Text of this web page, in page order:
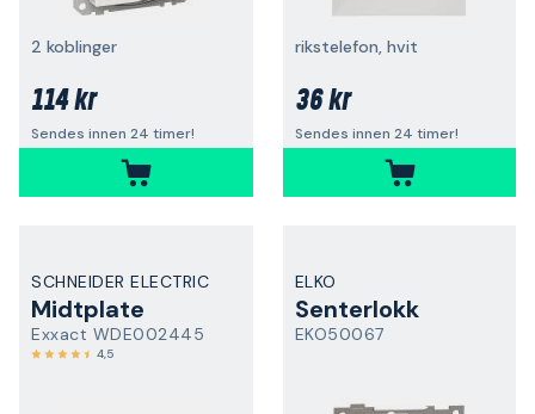
2 koblinger
114 kr
Sendes innen 24 timer!
rikstelefon, hvit
36 kr
Sendes innen 24 timer!
SCHNEIDER ELECTRIC
Midtplate
Exxact WDE002445
4,5
ELKO
Senterlokk
EKO50067